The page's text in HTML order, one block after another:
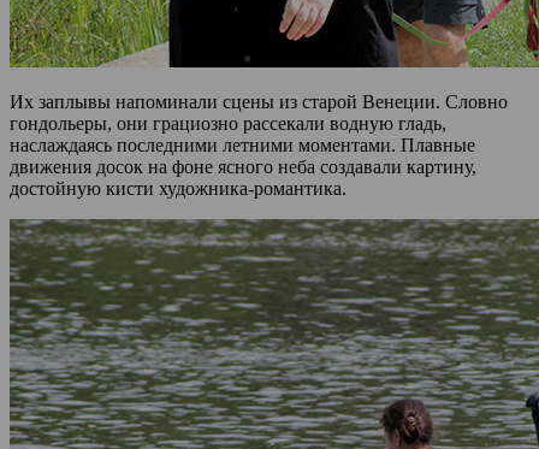
Их заплывы напоминали сцены из старой Венеции. Словно
гондольеры, они грациозно рассекали водную гладь,
наслаждаясь последними летними моментами. Плавные
движения досок на фоне ясного неба создавали картину,
достойную кисти художника-романтика.